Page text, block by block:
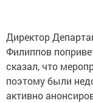
Директор
Филиппов
сказал, что
поэтому были
активно